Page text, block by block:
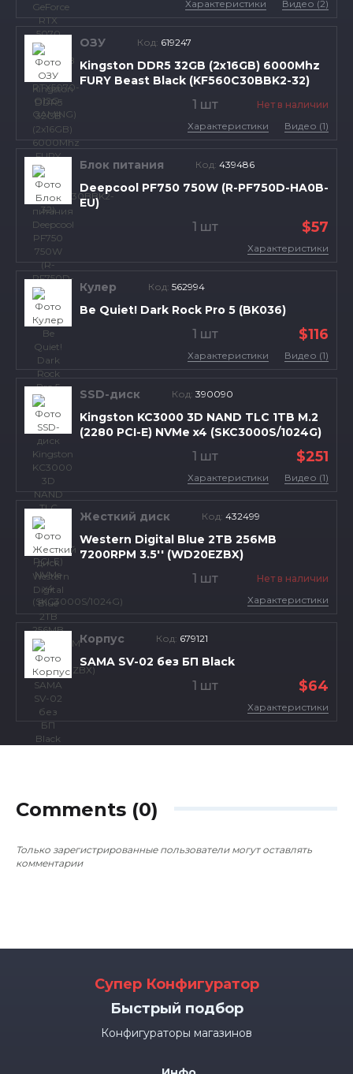
Характеристики Видео (2)
ОЗУ Код: 619247
Kingston DDR5 32GB (2x16GB) 6000Mhz
FURY Beast Black (KF560C30BBK2-32)
1 шт
Нет в наличии
Характеристики
Видео (1)
Блок питания Код: 439486
Deepcool PF750 750W (R-PF750D-HA0B-
EU)
1 шт $57
Характеристики
Кулер Код: 562994
Be Quiet! Dark Rock Pro 5 (BK036)
1 шт $116
Характеристики Видео (1)
SSD-диск Код: 390090
Kingston KC3000 3D NAND TLC 1TB M.2
(2280 PCI-E) NVMe x4 (SKC3000S/1024G)
1 шт $251
Характеристики Видео (1)
Жесткий диск Код: 432499
Western Digital Blue 2TB 256MB
7200RPM 3.5'' (WD20EZBX)
1 шт
Нет в наличии
Характеристики
Корпус Код: 679121
SAMA SV-02 без БП Black
1 шт $64
Характеристики
Comments (0)
Только зарегистрированные пользователи могут оставлять
комментарии
Супер Конфигуратор
Быстрый подбор
Конфигураторы магазинов